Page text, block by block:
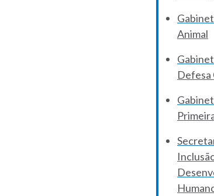
Animal
Defesa